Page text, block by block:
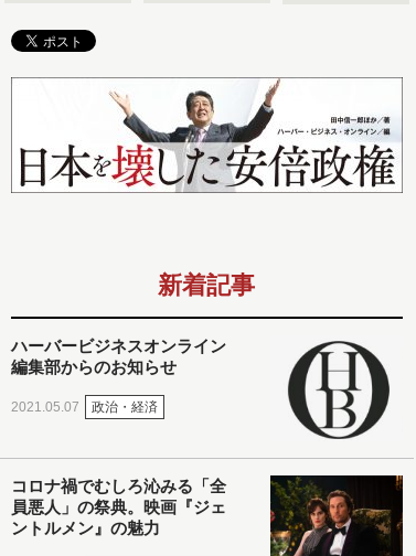
新着記事
ハーバービジネスオンライン
編集部からのお知らせ
2021.05.07 政治・経済
コロナ禍でむしろ沁みる「全
員悪人」の祭典。映画『ジェ
ントルメン』の魅力